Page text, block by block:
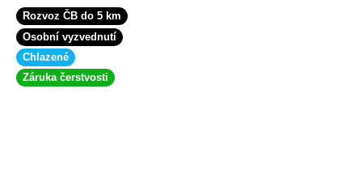
Rozvoz ČB do 5 km
Osobní vyzvednutí
Chlazené
Záruka čerstvosti